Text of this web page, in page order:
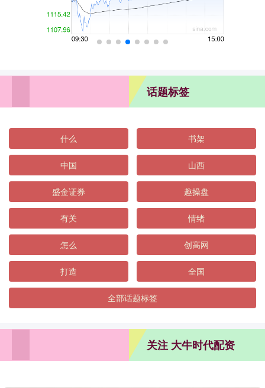
话题标签
什么 书架
中国 山西
盛金证券 趣操盘
有关 情绪
怎么 创高网
打造 全国
全部话题标签
关注 大牛时代配资